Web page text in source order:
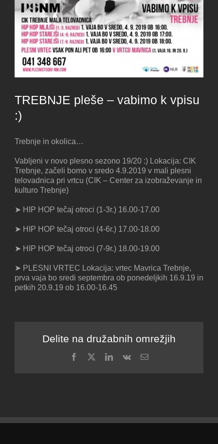
TREBNJE pleše – vabimo k vpisu
:)
Trebnje in okolica…
Vabljeni v novo plesno sezono 19/20 :) Lokacija: CIK
Trebnje, začeli bomo v sredo 4.9.2019 v mali plesni
telovadnica pri vrtcu (CIK – Center za izobraževanje in
kulturo Trebnje)
➤ HIP HOP tečaj otroci (1-3r.) 16.00-17.00
➤ HIP HOP tečaj otroci (4-6r.) 17.00-18.00
➤ HIP HOP tečaj otroci (7-9r.) 18.00-19.00
➤ PLESNI VRTEC Lokacija: vrtec Mavrica Trebnje,
prva vaja bo sredi septembra ob ponedeljkih 16.9.19 in
petkih 20.9.19 ob 16.00-16.45
Delite na družabnih omrežjih
Facebook
X LinkedIn
Vk Email